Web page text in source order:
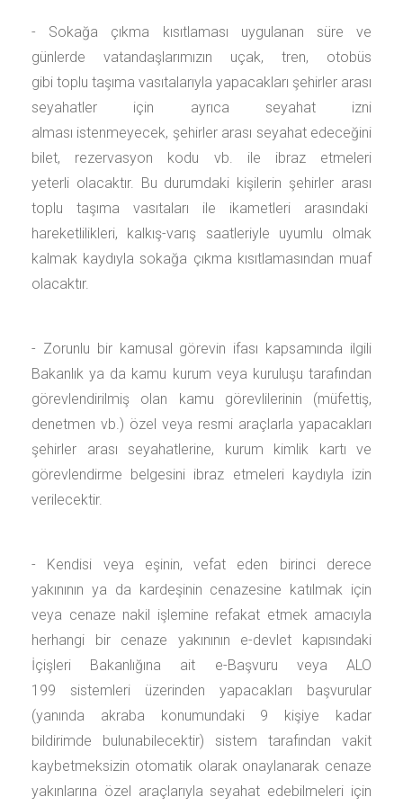
- Sokağa çıkma kısıtlaması uygulanan süre ve
günlerde vatandaşlarımızın uçak, tren, otobüs
gibi toplu taşıma vasıtalarıyla yapacakları şehirler arası
seyahatler için ayrıca seyahat izni
alması istenmeyecek, şehirler arası seyahat edeceğini
bilet, rezervasyon kodu vb. ile ibraz etmeleri
yeterli olacaktır. Bu durumdaki kişilerin şehirler arası
toplu taşıma vasıtaları ile ikametleri arasındaki
hareketlilikleri, kalkış-varış saatleriyle uyumlu olmak
kalmak kaydıyla sokağa çıkma kısıtlamasından muaf
olacaktır.
- Zorunlu bir kamusal görevin ifası kapsamında ilgili
Bakanlık ya da kamu kurum veya kuruluşu tarafından
görevlendirilmiş olan kamu görevlilerinin (müfettiş,
denetmen vb.) özel veya resmi araçlarla yapacakları
şehirler arası seyahatlerine, kurum kimlik kartı ve
görevlendirme belgesini ibraz etmeleri kaydıyla izin
verilecektir.
- Kendisi veya eşinin, vefat eden birinci derece
yakınının ya da kardeşinin cenazesine katılmak için
veya cenaze nakil işlemine refakat etmek amacıyla
herhangi bir cenaze yakınının e-devlet kapısındaki
İçişleri Bakanlığına ait e-Başvuru veya ALO
199 sistemleri üzerinden yapacakları başvurular
(yanında akraba konumundaki 9 kişiye kadar
bildirimde bulunabilecektir) sistem tarafından vakit
kaybetmeksizin otomatik olarak onaylanarak cenaze
yakınlarına özel araçlarıyla seyahat edebilmeleri için